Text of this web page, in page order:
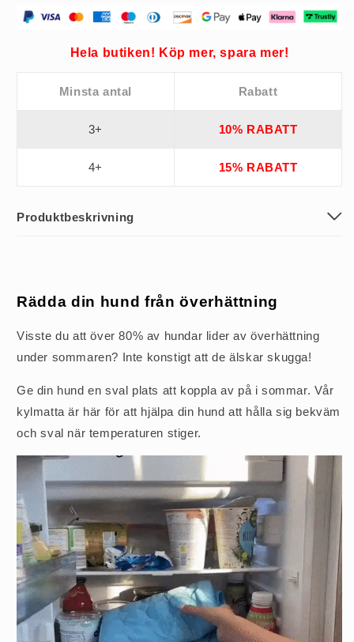
Hela butiken! Köp mer, spara mer!
Minsta antal Rabatt
3+ 10% RABATT
4+ 15% RABATT
Produktbeskrivning
Rädda din hund från överhättning
Visste du att över 80% av hundar lider av överhättning
under sommaren? Inte konstigt att de älskar skugga!
Ge din hund en sval plats att koppla av på i sommar. Vår
kylmatta är här för att hjälpa din hund att hålla sig bekväm
och sval när temperaturen stiger.